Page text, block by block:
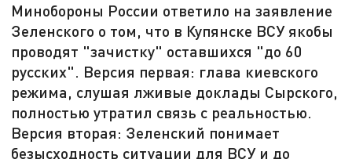
Минобороны России ответило на заявление
Зеленского о том, что в Купянске ВСУ якобы
проводят "зачистку" оставшихся "до 60
русских". Версия первая: глава киевского
режима, слушая лживые доклады Сырского,
полностью утратил связь с реальностью.
Версия вторая: Зеленский понимает
безысходность ситуации для ВСУ и до